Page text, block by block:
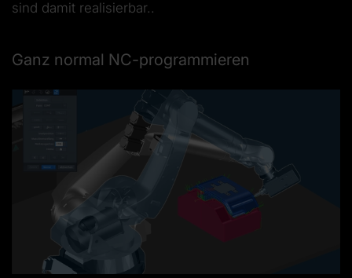
sind damit realisierbar..
Ganz normal NC-programmieren